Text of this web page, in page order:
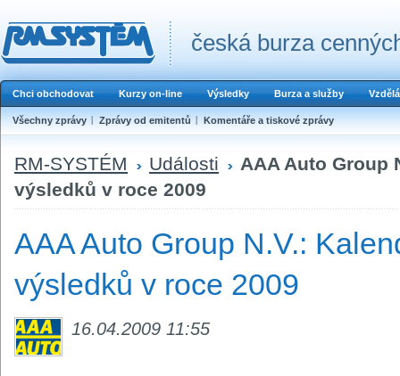
česká burza
Chci obchodovat Kurzy on-line Výsledky Burza a služby
Všechny zprávy Zprávy od emitentů Komentáře a tiskové zprávy
RM-SYSTÉM Události
AAA Auto Group
výsledků v roce 2009
AAA Auto Group N.V.:
výsledků v roce 2009
16.04.2009 11:55